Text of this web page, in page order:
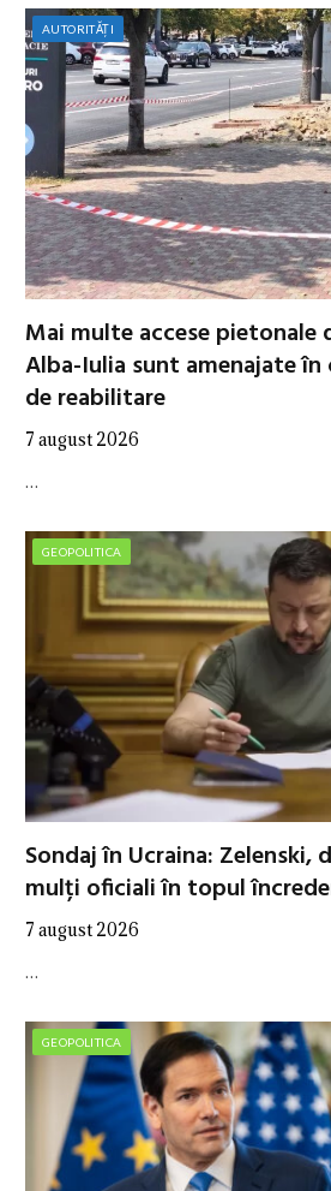
AUTORITĂȚI
Mai multe accese pietonale
Alba-Iulia sunt amenajate
de reabilitare
7 august 2026
…
GEOPOLITICA
Sondaj în Ucraina: Zelenski,
mulți oficiali în topul
7 august 2026
…
GEOPOLITICA